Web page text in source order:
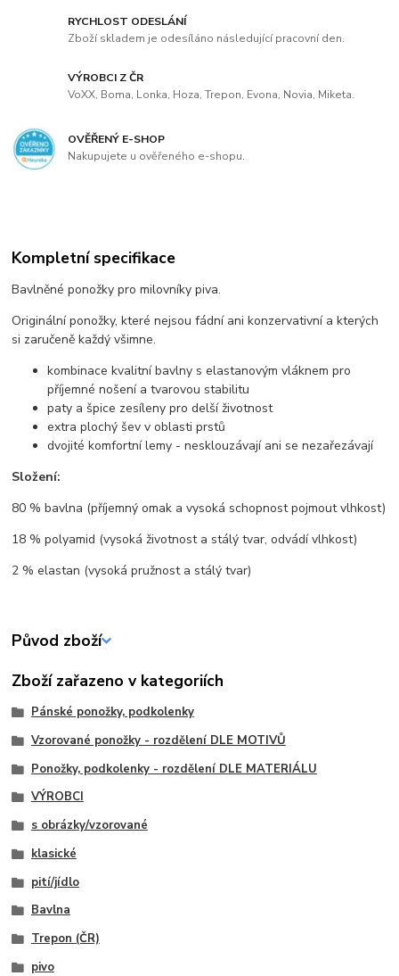
RYCHLOST ODESLÁNÍ
Zboží skladem je odesíláno následující pracovní den.
VÝROBCI Z ČR
VoXX, Boma, Lonka, Hoza, Trepon, Evona, Novia, Miketa.
OVĚŘENÝ E-SHOP
Nakupujete u ověřeného e-shopu.
Kompletní specifikace
Bavlněné ponožky pro milovníky piva.
Originální ponožky, které nejsou fádní ani konzervativní a kterých
si zaručeně každý všimne.
kombinace kvalitní bavlny s elastanovým vláknem pro
příjemné nošení a tvarovou stabilitu
paty a špice zesíleny pro delší životnost
extra plochý šev v oblasti prstů
dvojité komfortní lemy - nesklouzávají ani se nezařezávají
Složení:
80 % bavlna (příjemný omak a vysoká schopnost pojmout vlhkost)
18 % polyamid (vysoká životnost a stálý tvar, odvádí vlhkost)
2 % elastan (vysoká pružnost a stálý tvar)
Původ zboží
Zboží zařazeno v kategoriích
Pánské ponožky, podkolenky
Vzorované ponožky - rozdělení DLE MOTIVŮ
Ponožky, podkolenky - rozdělení DLE MATERIÁLU
VÝROBCI
s obrázky/vzorované
klasické
pití/jídlo
Bavlna
Trepon (ČR)
pivo